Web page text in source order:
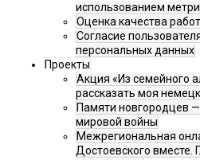
использованием
Оценка качества
Согласие
персональных данных
Проекты
Акция «Из семейного
рассказать моя
Памяти новгородцев
мировой войны
Межрегиональная
Достоевского вместе.